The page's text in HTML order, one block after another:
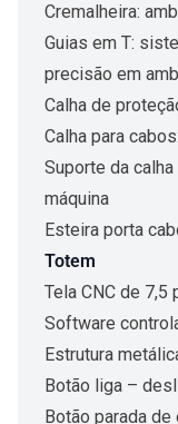
Cremalheira:
Guias em T:
precisão em
Calha de
Calha para
Suporte da
máquina
Esteira porta
Totem
Tela CNC de 7,5
Software
Estrutura
Botão liga –
Botão parada